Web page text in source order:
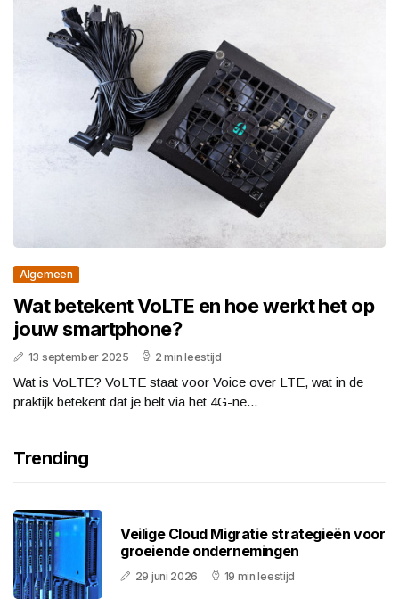
Algemeen
Wat betekent VoLTE en hoe werkt het op
jouw smartphone?
13 september 2025 2 min leestijd
Wat is VoLTE? VoLTE staat voor Voice over LTE, wat in de
praktijk betekent dat je belt via het 4G-ne...
Trending
Veilige Cloud Migratie strategieën voor
groeiende ondernemingen
29 juni 2026 19 min leestijd